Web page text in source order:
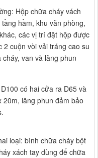
Hộp chữa cháy vách
hầm, khu văn phòng,
các vị trí đặt hộp được
cuộn vòi vải tráng cao su
van và lăng phun
có hai cửa ra D65 và
20m, lăng phun đảm bảo
bình chữa cháy bột
xách tay dùng để chữa